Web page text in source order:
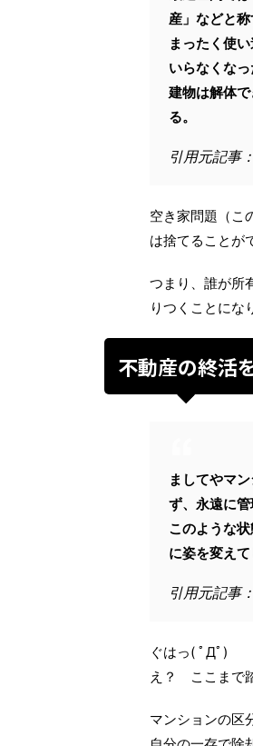
産」などと称
まったく使
いらなくな
建物は解体
る。
引用元記事：
空き家問題（こ
は捨てることが
つまり、誰が所
りつくことにな
不動産の終活
ましてやマ
ず、永遠に管
このような
に姿を変えて
引用元記事：
ぐはっ( ﾟДﾟ)
え？ ここまで
マンションの区